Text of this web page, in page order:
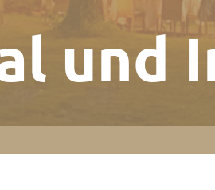
und